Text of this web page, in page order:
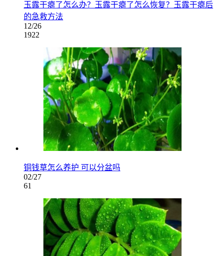
玉露干瘪了怎么办？玉露干瘪了怎么恢复？玉露干瘪后
的急救方法
12/26
1922
铜钱草怎么养护 可以分盆吗
02/27
61